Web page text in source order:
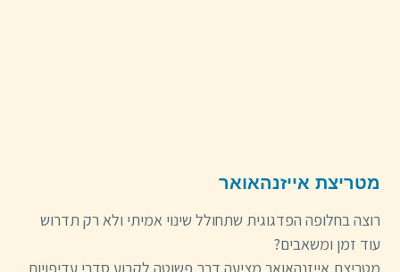
מטריצת אייזנהאואר
רוצה בחלופה הפדגוגית שתחולל שינוי אמיתי ולא רק תדרוש
עוד זמן ומשאבים?
מטריצת אייזנהאואר מציעה דרך פשוטה לקבוע סדרי עדיפויות